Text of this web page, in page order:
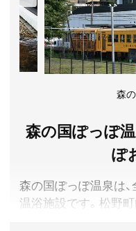
愛媛県宇和島市
料金／入館無料
営業時間／9:00～
ドコート10:30～
アクセス／JR宇和島
すぐ。
所在地／愛媛県宇和
お問い合わせ／0895-
道の駅 みなとオアシ
森
森の国ぽっぽ
ぽ
森の国ぽっぽ温泉は
温浴施設です。松野